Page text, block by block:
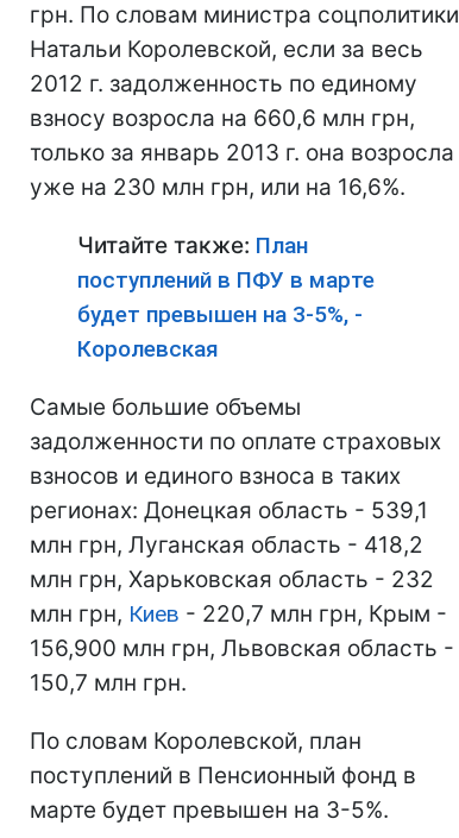
грн. По словам министра соцполитики
Натальи Королевской, если за весь
2012 г. задолженность по единому
взносу возросла на 660,6 млн грн,
только за январь 2013 г. она возросла
уже на 230 млн грн, или на 16,6%.
Читайте также: План
поступлений в ПФУ в марте
будет превышен на 3-5%, -
Королевская
Самые большие объемы
задолженности по оплате страховых
взносов и единого взноса в таких
регионах: Донецкая область - 539,1
млн грн, Луганская область - 418,2
млн грн, Харьковская область - 232
млн грн, Киев - 220,7 млн грн, Крым -
156,900 млн грн, Львовская область -
150,7 млн грн.
По словам Королевской, план
поступлений в Пенсионный фонд в
марте будет превышен на 3-5%.